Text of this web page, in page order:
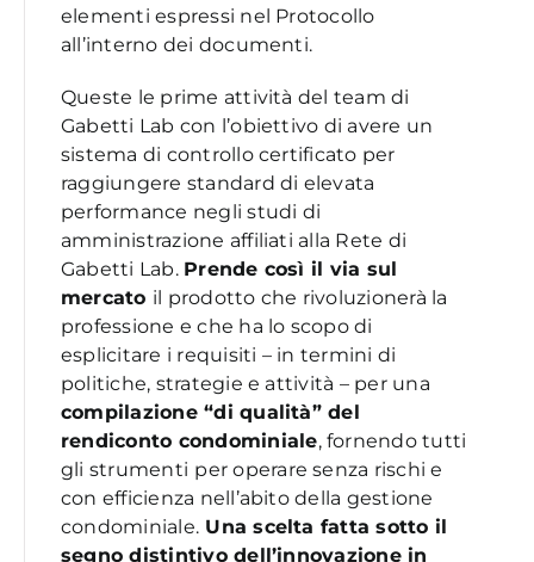
elementi espressi nel Protocollo
all’interno dei documenti.
Queste le prime attività del team di
Gabetti Lab con l’obiettivo di avere un
sistema di controllo certificato per
raggiungere standard di elevata
performance negli studi di
amministrazione affiliati alla Rete di
Gabetti Lab. Prende così il via sul
mercato il prodotto che rivoluzionerà la
professione e che ha lo scopo di
esplicitare i requisiti – in termini di
politiche, strategie e attività – per una
compilazione “di qualità” del
rendiconto condominiale, fornendo tutti
gli strumenti per operare senza rischi e
con efficienza nell’abito della gestione
condominiale. Una scelta fatta sotto il
segno distintivo dell’innovazione in